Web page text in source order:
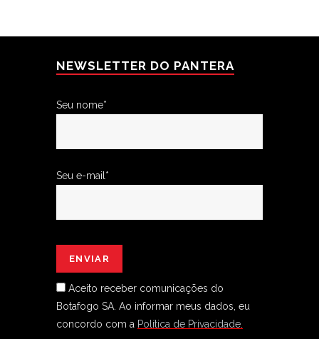
NEWSLETTER DO PANTERA
Seu nome*
Seu e-mail*
Aceito receber comunicações do
Botafogo SA. Ao informar meus dados, eu
concordo com a Política de Privacidade.